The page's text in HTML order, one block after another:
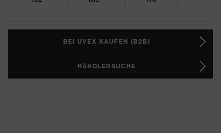
BEI UVEX KAUFEN (B2B)
HÄNDLERSUCHE